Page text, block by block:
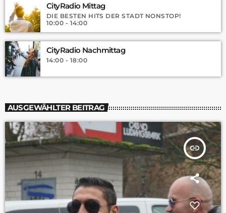
CityRadio Mittag
DIE BESTEN HITS DER STADT NONSTOP!
10:00 - 14:00
CityRadio Nachmittag
14:00 - 18:00
AUSGEWÄHLTER BEITRAG
insert_link